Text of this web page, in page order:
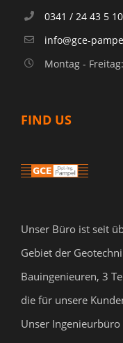
0341 / 24 43 5 10
info@gce-
Montag -
FIND US
Unser Büro ist seit
Gebiet der
Bauingenieuren, 3
die für unsere
Unser